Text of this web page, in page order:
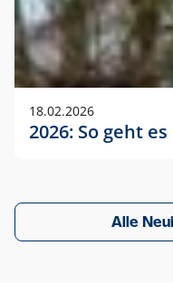
18.02.2026
2026: So geht
Alle